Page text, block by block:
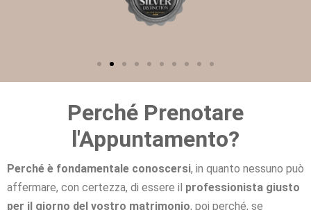
Perché Prenotare
l'Appuntamento?
Perché è fondamentale conoscersi, in quanto nessuno può
affermare, con certezza, di essere il professionista giusto
per il giorno del vostro matrimonio, poi perché, se